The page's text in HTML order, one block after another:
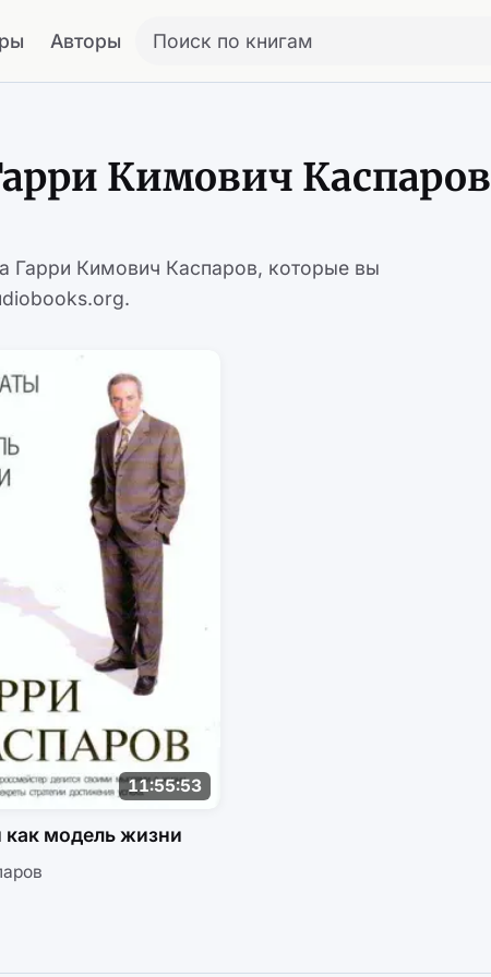
Авторы Поиск по книгам
Кимович Каспаров
Гарри Кимович Каспаров, которые вы
11:55:53
модель жизни